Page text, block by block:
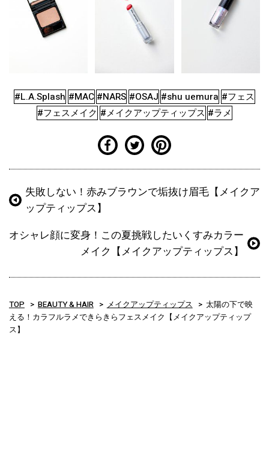
#L.A.Splash #MAC #NARS #OSAJ #shu uemura #フェス
#フェスメイク #メイクアップティップス #ラメ
失敗しない！赤みブラウンで垢抜け眉毛【メイクア
ップティップス】
オシャレ顔に変身！この夏挑戦したいくすみカラー
メイク【メイクアップティップス】
TOP BEAUTY & HAIR メイクアップティップス
太陽の下で映
える！カラフルラメできらきらフェスメイク【メイクアップティップ
ス】